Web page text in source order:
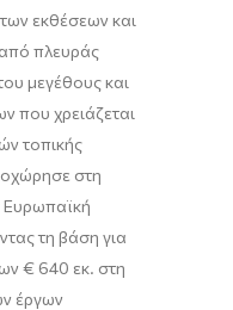
εκθέσεων και
πλευράς
μεγέθους και
που χρειάζεται
τοπικής
στη
Ευρωπαϊκή
τη βάση για
€ 640 εκ. στη
έργων